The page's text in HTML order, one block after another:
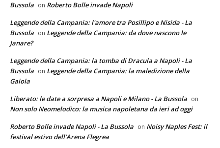
Bussola on Roberto Bolle invade Napoli
Leggende della Campania: l'amore tra Posillipo e Nisida - La
Bussola on Leggende della Campania: da dove nascono le
Janare?
Leggende della Campania: la tomba di Dracula a Napoli - La
Bussola on Leggende della Campania: la maledizione della
Gaiola
Liberato: le date a sorpresa a Napoli e Milano - La Bussola on
Non solo Neomelodico: la musica napoletana da ieri ad oggi
Roberto Bolle invade Napoli - La Bussola on Noisy Naples Fest: il
festival estivo dell’Arena Flegrea